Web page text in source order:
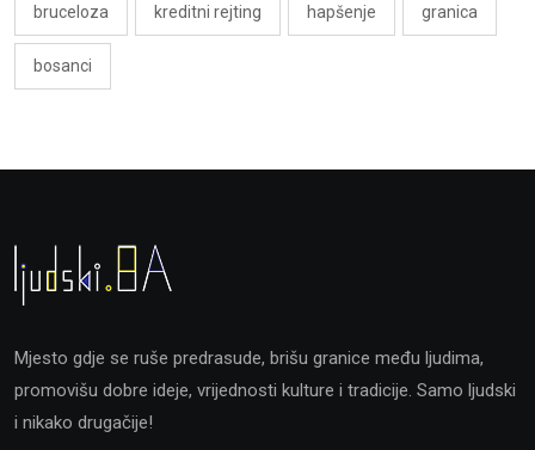
bruceloza kreditni rejting hapšenje granica
bosanci
Mjesto gdje se ruše predrasude, brišu granice među ljudima,
promovišu dobre ideje, vrijednosti kulture i tradicije. Samo ljudski
i nikako drugačije!